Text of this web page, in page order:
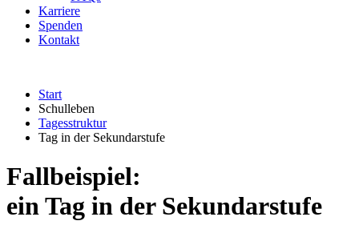
Karriere
Spenden
Kontakt
Start
Schulleben
Tagesstruktur
Tag in der Sekundarstufe
Fallbeispiel:
ein Tag in der Sekundarstufe